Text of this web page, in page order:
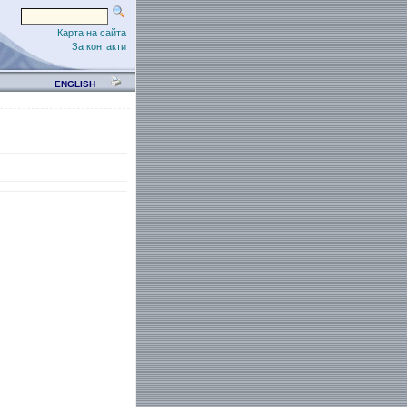
Карта на сайта
За контакти
ENGLISH